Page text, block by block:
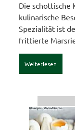
Die schottische
kulinarische
Spezialität ist
frittierte
Weiterlesen